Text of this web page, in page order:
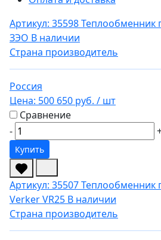
Артикул: 35598Теплообменник
ЗЭО В наличии
Страна производитель
Россия
Цена: 500 650 руб. / шт
Сравнение
-
Купить
Артикул: 35507Теплообменник
Verker VR25 В наличии
Страна производитель